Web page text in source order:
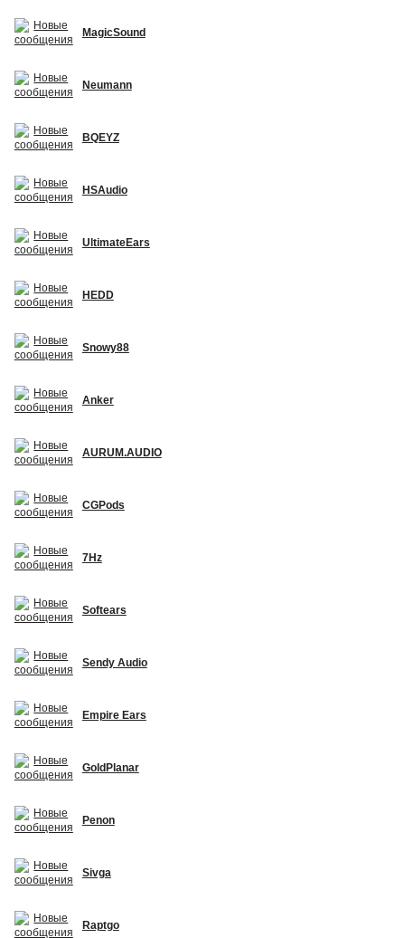
MagicSound
Neumann
BQEYZ
HSAudio
UltimateEars
HEDD
Snowy88
Anker
AURUM.AUDIO
CGPods
7Hz
Softears
Sendy Audio
Empire Ears
GoldPlanar
Penon
Sivga
Raptgo